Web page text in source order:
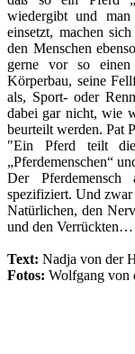
wiedergibt und man
einsetzt, machen
den Menschen
gerne vor so
Körperbau, seine
als, Sport- oder
dabei gar nicht, wie
beurteilt werden. Pat
"Ein Pferd teilt
„Pferdemenschen“
Der
spezifiziert. Und zwar
Natürlichen, den
und den Verrückten…
Text: Nadja von der
Fotos: Wolfgang von